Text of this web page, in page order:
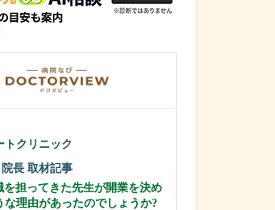
トクリニック
院長 取材記事
担ってきた先生が開業を決め
な理由があったのでしょうか?